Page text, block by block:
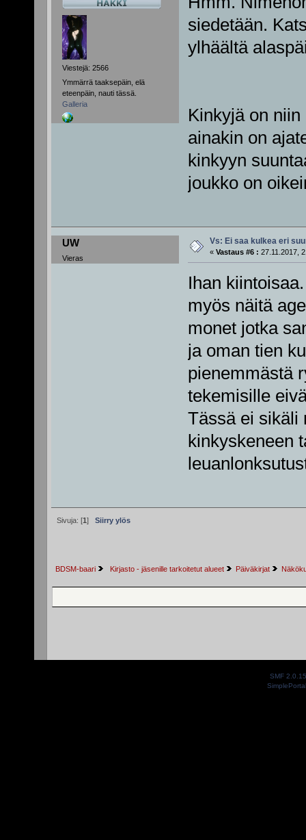
Viestejä: 2566
Ymmärrä taaksepäin, elä
eteenpäin, nauti tässä.
Galleria
siedetään.
ylhäältä
Kinkyjä on
ainakin on
kinkyyn
joukko on
UW
Vieras
Vs: Ei saa kulkea eri
« Vastaus #6 : 27.11.2017,
Ihan
myös näitä
monet jotka
ja oman tien
pienemmästä
tekemisille
Tässä ei sikäli
kinkyskeneen
Sivuja: [1] Siirry ylös
BDSM-baari Kirjasto - jäsenille tarkoitetut alueet Päiväkirjat
SMF 2.0.15